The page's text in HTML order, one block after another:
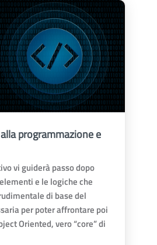
programmazione e
vi guiderà passo dopo
e le logiche che
di base del
per poter affrontare poi
Oriented, vero “core” di